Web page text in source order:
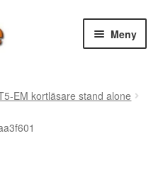
Meny
EM kortläsare stand alone